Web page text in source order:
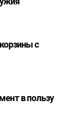
с
в пользу